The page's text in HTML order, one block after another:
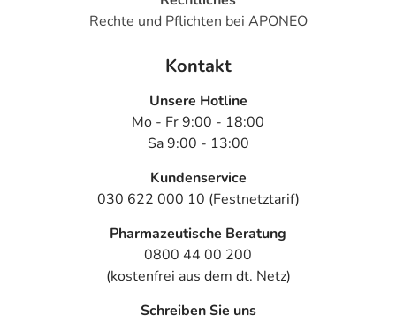
Bemerken Sie eine Befindlichkeitsstörung oder
an Ihren Arzt oder Apotheker.
Für die Information an dieser Stelle werden vor allem
Nebenwirkungen berücksichtigt, die bei mindestens
einem von 1.000 behandelten Patienten auftreten.
Dosierungsempfehlung:
Jugendliche
ab 12
Erwachsene
1 Tablette
Rechte und Pflichten bei APONEO
Kontakt
Unsere Hotline
Mo - Fr 9:00 - 18:00
Sa 9:00 - 13:00
Kundenservice
030 622 000 10 (Festnetztarif)
Pharmazeutische Beratung
0800 44 00 200
(kostenfrei aus dem dt. Netz)
Schreiben Sie uns